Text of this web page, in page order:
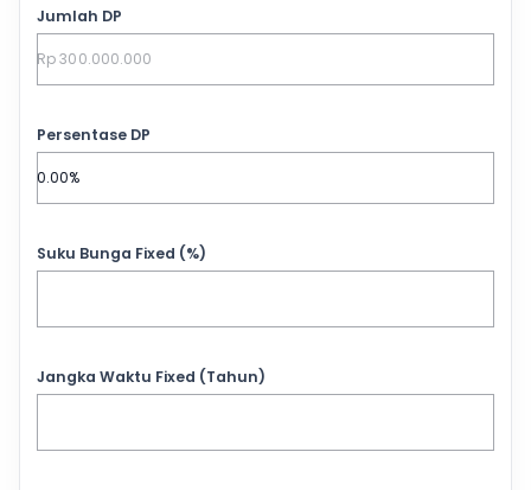
Jumlah DP
Persentase DP
Suku Bunga Fixed (%)
Jangka Waktu Fixed (Tahun)